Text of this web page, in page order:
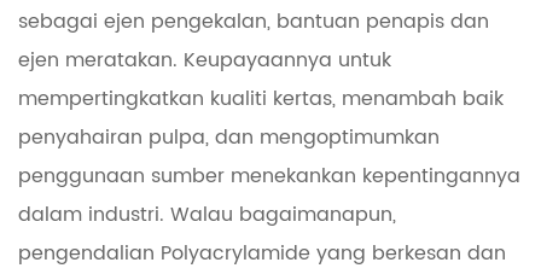
sebagai ejen pengekalan, bantuan penapis dan
ejen meratakan. Keupayaannya untuk
mempertingkatkan kualiti kertas, menambah baik
penyahairan pulpa, dan mengoptimumkan
penggunaan sumber menekankan kepentingannya
dalam industri. Walau bagaimanapun,
pengendalian Polyacrylamide yang berkesan dan